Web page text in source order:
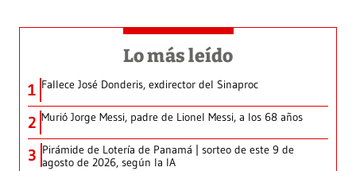
Lo más leído
1 Fallece José Donderis, exdirector del Sinaproc
2 Murió Jorge Messi, padre de Lionel Messi, a los 68 años
3 Pirámide de Lotería de Panamá | sorteo de este 9 de
agosto de 2026, según la IA